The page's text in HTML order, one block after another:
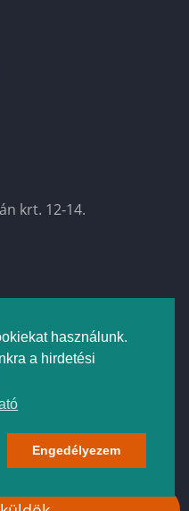
használunk.
a hirdetési
Engedélyezem
krt. 12-14.